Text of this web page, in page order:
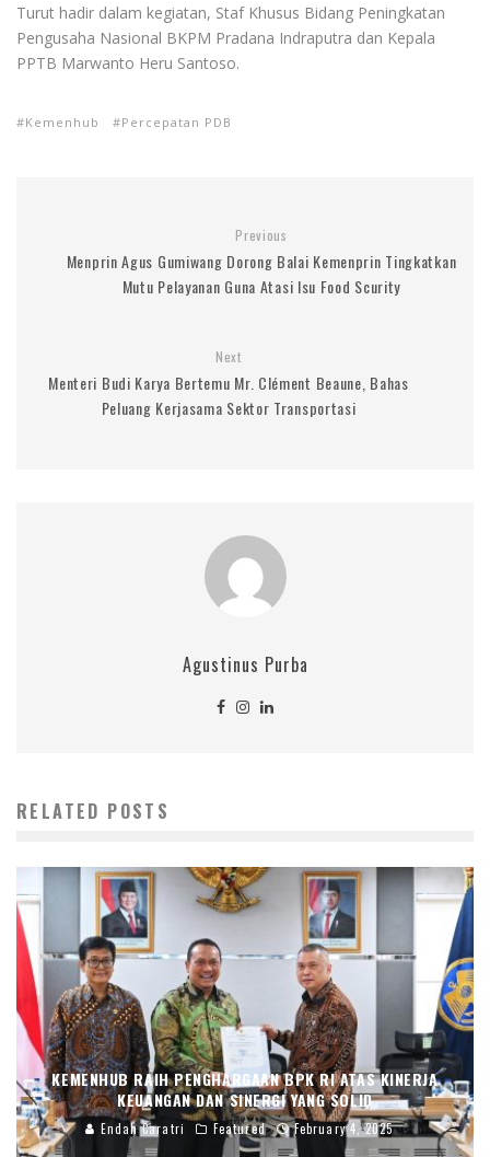
Turut hadir dalam kegiatan, Staf Khusus Bidang Peningkatan
Pengusaha Nasional BKPM Pradana Indraputra dan Kepala
PPTB Marwanto Heru Santoso.
Kemenhub Percepatan PDB
Previous
Menprin Agus Gumiwang Dorong Balai Kemenprin Tingkatkan
Mutu Pelayanan Guna Atasi Isu Food Scurity
Next
Menteri Budi Karya Bertemu Mr. Clément Beaune, Bahas
Peluang Kerjasama Sektor Transportasi
Agustinus Purba
RELATED POSTS
KEMENHUB RAIH PENGHARGAAN BPK RI ATAS KINERJA
KEUANGAN DAN SINERGI YANG SOLID
Endah Caratri Featured February 4, 2025